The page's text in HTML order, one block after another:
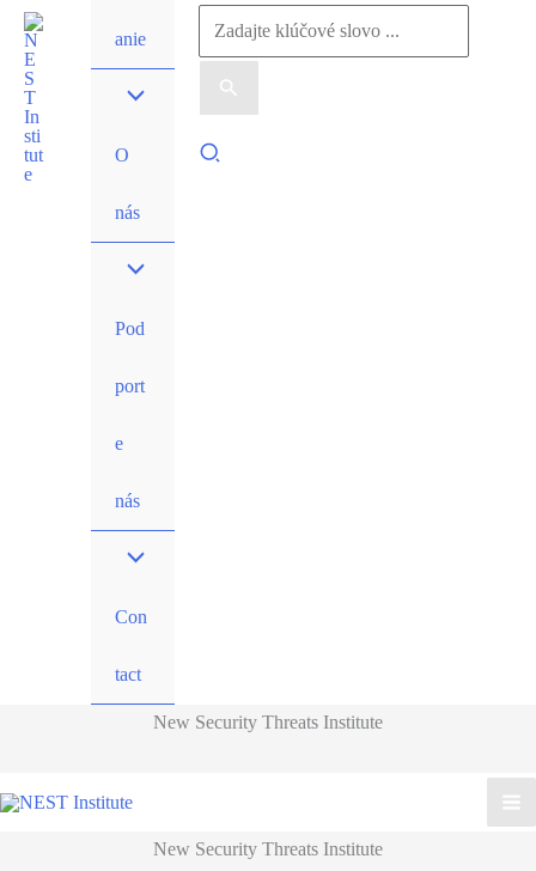
anie
O
nás
Pod
port
e
nás
Con
tact
Search
for:
Search
New Security Threats Institute
New Security Threats Institute